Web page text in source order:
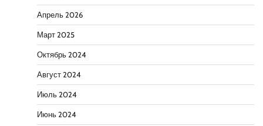
Апрель 2026
Март 2025
Октябрь 2024
Август 2024
Июль 2024
Июнь 2024